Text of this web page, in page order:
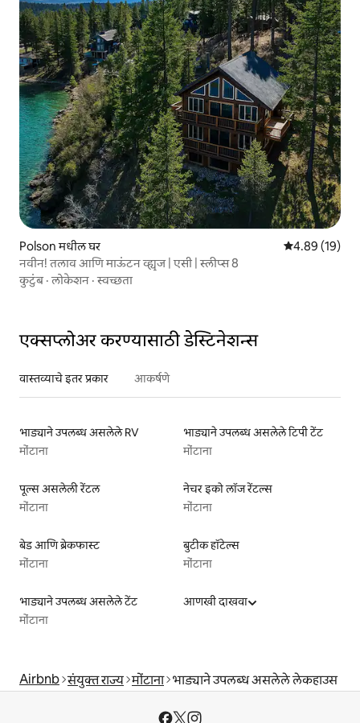
Polson मधील घर 5 पैकी 4.89
4.89 (19)
नवीन! तलाव आणि माऊंटन व्ह्यूज | एसी | स्लीप्स 8
कुटुंब·लोकेशन ·स्वच्छता
एक्सप्लोअर करण्यासाठी डेस्टिनेशन्स
वास्तव्याचे इतर प्रकार आकर्षणे
भाड्याने उपलब्ध असलेले RV
मोंटाना
भाड्याने उपलब्ध असलेले टिपी टेंट
मोंटाना
पूल्स असलेली रेंटल
मोंटाना
नेचर इको लॉज रेंटल्स
मोंटाना
बेड आणि ब्रेकफास्ट
मोंटाना
बुटीक हॉटेल्स
मोंटाना
भाड्याने उपलब्ध असलेले टेंट
मोंटाना
आणखी दाखवा
Airbnb संयुक्त राज्य मोंटाना भाड्याने उपलब्ध असलेले लेकहाउस